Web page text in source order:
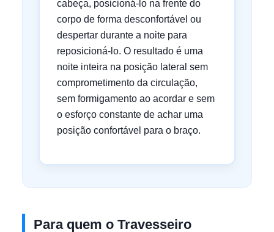
cabeça, posicioná-lo na frente do
corpo de forma desconfortável ou
despertar durante a noite para
reposicioná-lo. O resultado é uma
noite inteira na posição lateral sem
comprometimento da circulação,
sem formigamento ao acordar e sem
o esforço constante de achar uma
posição confortável para o braço.
Para quem o Travesseiro